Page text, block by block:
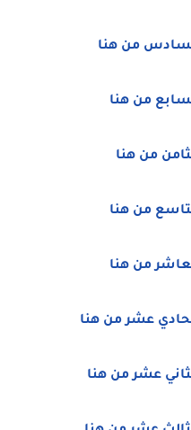
من هنا
من هنا
من هنا
من هنا
من هنا
عشر من هنا
عشر من هنا